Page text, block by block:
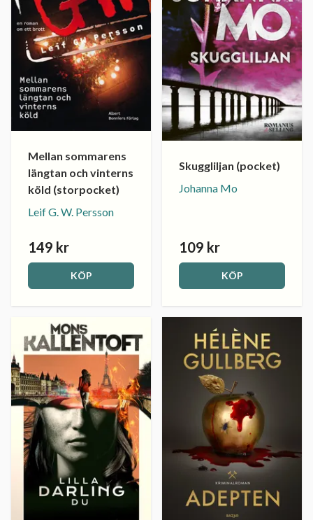
Mellan sommarens
längtan och vinterns
köld (storpocket)
Leif G. W. Persson
149 kr
KÖP
Skuggliljan (pocket)
Johanna Mo
109 kr
KÖP